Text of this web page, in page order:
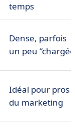
temps
Dense, parfois
un peu
Idéal pour pros
du marketing